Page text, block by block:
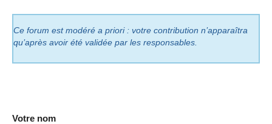
Ce forum est modéré a priori : votre contribution n’apparaîtra
qu’après avoir été validée par les responsables.
Votre nom